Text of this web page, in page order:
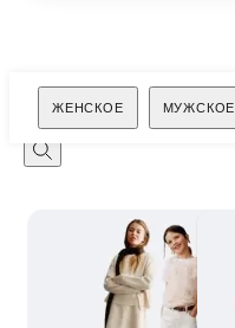
ЖЕНСКОЕ МУЖСКОЕ
Поиск